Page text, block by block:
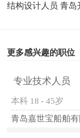
结构设计人员 青岛
更多感兴趣的职位
专业技术人员
本科 18 - 45岁
青岛嘉世宝船舶有